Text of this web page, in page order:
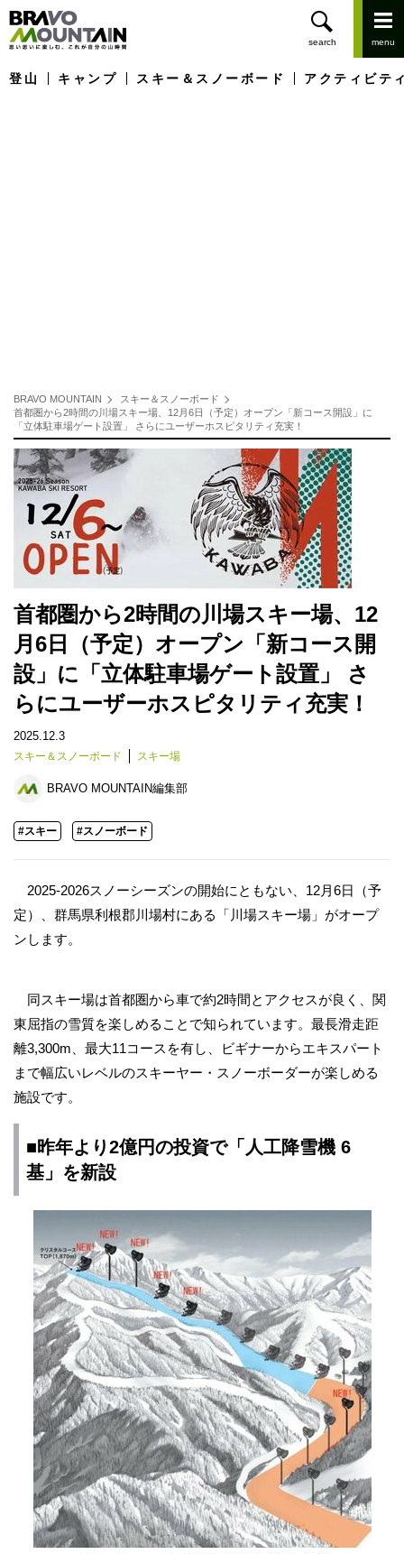
登山 キャンプ スキー＆スノーボード アクティビテ
BRAVO MOUNTAIN
スキー＆スノーボード
首都圏から2時間の川場スキー場、12月6日（予定）オープン「新コース開設」に
「立体駐車場ゲート設置」 さらにユーザーホスピタリティ充実！
首都圏から2時間の川場スキー場、12
月6日（予定）オープン「新コース開
設」に「立体駐車場ゲート設置」 さ
らにユーザーホスピタリティ充実！
2025.12.3
スキー＆スノーボード スキー場
BRAVO MOUNTAIN編集部
#スキー #スノーボード
2025-2026スノーシーズンの開始にともない、12月6日（予
定）、群馬県利根郡川場村にある「川場スキー場」がオープ
ンします。
同スキー場は首都圏から車で約2時間とアクセスが良く、関
東屈指の雪質を楽しめることで知られています。最長滑走距
離3,300m、最大11コースを有し、ビギナーからエキスパート
まで幅広いレベルのスキーヤー・スノーボーダーが楽しめる
施設です。
■昨年より2億円の投資で「人工降雪機 6
基」を新設